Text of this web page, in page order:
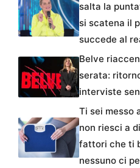
salta la
si scatena il
succede al
Belve
serata:
interviste
Ti sei messo
non riesci a
fattori che ti
nessuno ci